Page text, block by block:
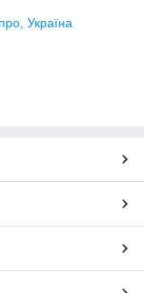
Україна